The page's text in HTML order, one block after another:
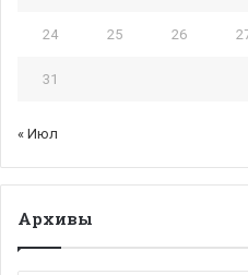
24 25 26
31
« Июл
Архивы